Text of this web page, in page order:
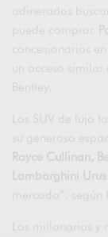
adinerados
puede comprar.
concesionarios
un acceso
Bentley.
Los SUV de lujo
su generoso
Royce Cullinan,
Lamborghini Urus
mercado”, según
Los millonarios y